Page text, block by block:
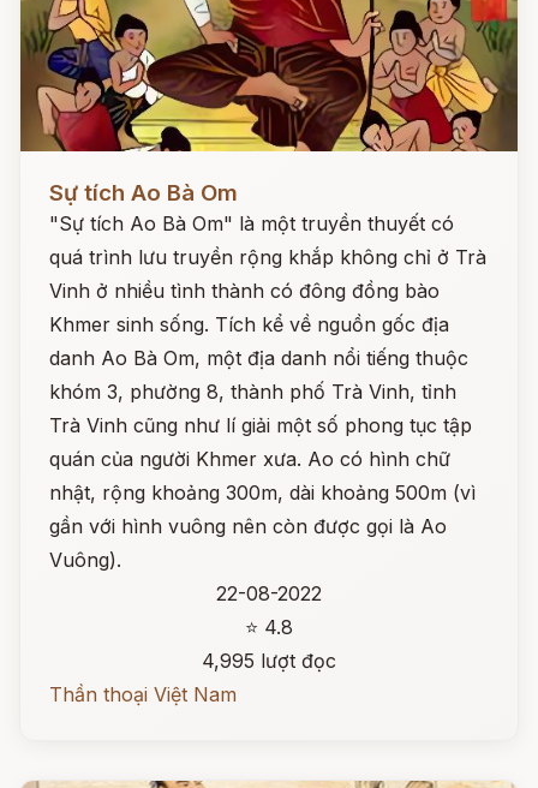
Sự tích Ao Bà Om
"Sự tích Ao Bà Om" là một truyền thuyết có
quá trình lưu truyền rộng khắp không chỉ ở Trà
Vinh ở nhiều tình thành có đông đồng bào
Khmer sinh sống. Tích kể về nguồn gốc địa
danh Ao Bà Om, một địa danh nổi tiếng thuộc
khóm 3, phường 8, thành phố Trà Vinh, tỉnh
Trà Vinh cũng như lí giải một số phong tục tập
quán của người Khmer xưa. Ao có hình chữ
nhật, rộng khoảng 300m, dài khoảng 500m (vì
gần với hình vuông nên còn được gọi là Ao
Vuông).
22-08-2022
⭐ 4.8
4,995 lượt đọc
Thần thoại Việt Nam